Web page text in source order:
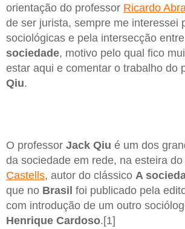
orientação do professor Ricardo
de ser jurista, sempre me interessei
sociológicas e pela intersecção entre
sociedade, motivo pelo qual fico
estar aqui e comentar o trabalho do
Qiu.
O professor Jack Qiu é um dos
da sociedade em rede, na esteira
Castells, autor do clássico A
que no Brasil foi publicado pela
com introdução de um outro
Henrique Cardoso.[1]